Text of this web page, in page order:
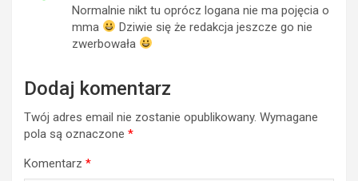
Normalnie nikt tu oprócz logana nie ma pojęcia o
mma
Dziwie się że redakcja jeszcze go nie
zwerbowała
Dodaj komentarz
Twój adres email nie zostanie opublikowany. Wymagane
pola są oznaczone *
Komentarz *